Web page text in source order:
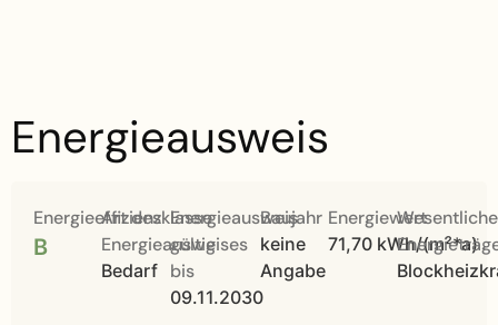
Energieausweis
Energieeffizienzklasse
B
Art des
Energieausweises
Bedarf
Energieausweis
gültig
bis
09.11.2030
Baujahr
keine
Angabe
Energiewert
71,70 kWh/(m²*a)